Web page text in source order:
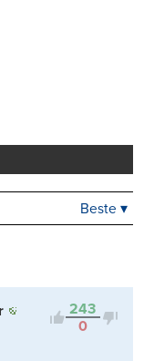
Kontrovers
Beste ▾
243
0